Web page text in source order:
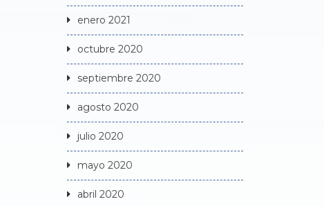
enero 2021
octubre 2020
septiembre 2020
agosto 2020
julio 2020
mayo 2020
abril 2020